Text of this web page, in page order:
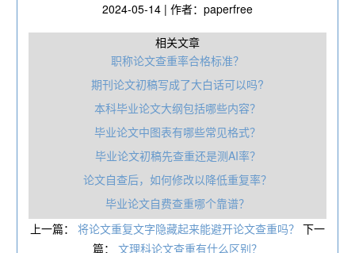
2024-05-14 | 作者：paperfree
相关文章
职称论文查重率合格标准？
期刊论文初稿写成了大白话可以吗?
本科毕业论文大纲包括哪些内容？
毕业论文中图表有哪些常见格式？
毕业论文初稿先查重还是测AI率？
论文自查后，如何修改以降低重复率？
毕业论文自费查重哪个靠谱？
上一篇： 将论文重复文字隐藏起来能避开论文查重吗？ 下一
篇： 文理科论文查重有什么区别？